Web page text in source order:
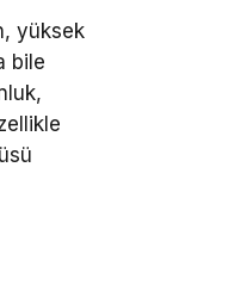
yüksek
bile